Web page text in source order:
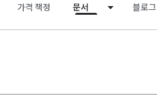
가격 책정 문서 블로그